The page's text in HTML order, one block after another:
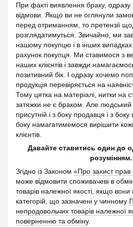
При факті виявлення браку, одразу
відмови. Якщо ви не оглянули
перед отриманням, то претензії
розглядатимуться. Звичайно, ми
нашому покупцю і в інших
рахунок покупця. Ми ставимося з
наших клієнтів і завжди
позитивний бік. І одразу хочемо
продукція перевіряється на
Тому цятка на матеріалі, нитки на
затяжки не є браком. Але
присутній і з боку продавця і з боку
боку намагатимемося вирішити
клієнтів.
Давайте ставитись один до
розумінням.
Згідно із Законом «Про захист прав
може відмовити споживачеві в
товарів належної якості, якщо вони
категорій, що зазначені у чинному
непродовольчих товарів належної
поверненню та обміну.